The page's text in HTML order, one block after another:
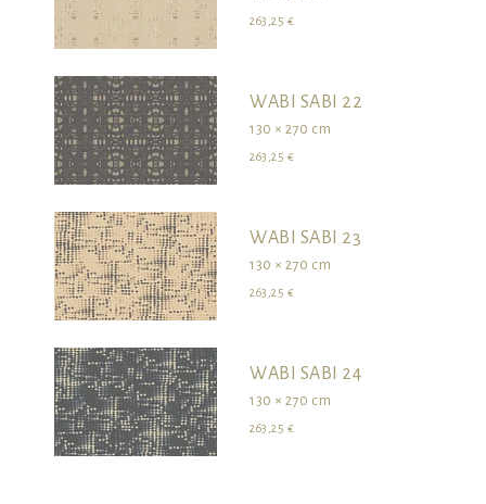
263,25 €
WABI SABI 22
130 × 270 cm
263,25 €
WABI SABI 23
130 × 270 cm
263,25 €
WABI SABI 24
130 × 270 cm
263,25 €